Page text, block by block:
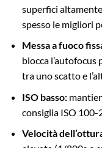
superfici
spesso le migliori
Messa a fuoco
blocca l’autofocus
tra uno scatto e
ISO basso:
consiglia ISO 100-
Velocità